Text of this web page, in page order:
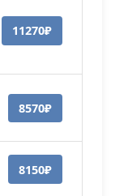
11270₽
8570₽
8150₽